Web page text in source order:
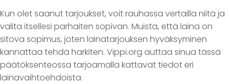
Kun olet saanut tarjoukset, voit rauhassa vertailla niitä ja
valita itsellesi parhaiten sopivan. Muista, että laina on
sitova sopimus, joten lainatarjouksen hyväksyminen
kannattaa tehdä harkiten. Vippi.org auttaa sinua tässä
päätöksenteossa tarjoamalla kattavat tiedot eri
lainavaihtoehdoista.